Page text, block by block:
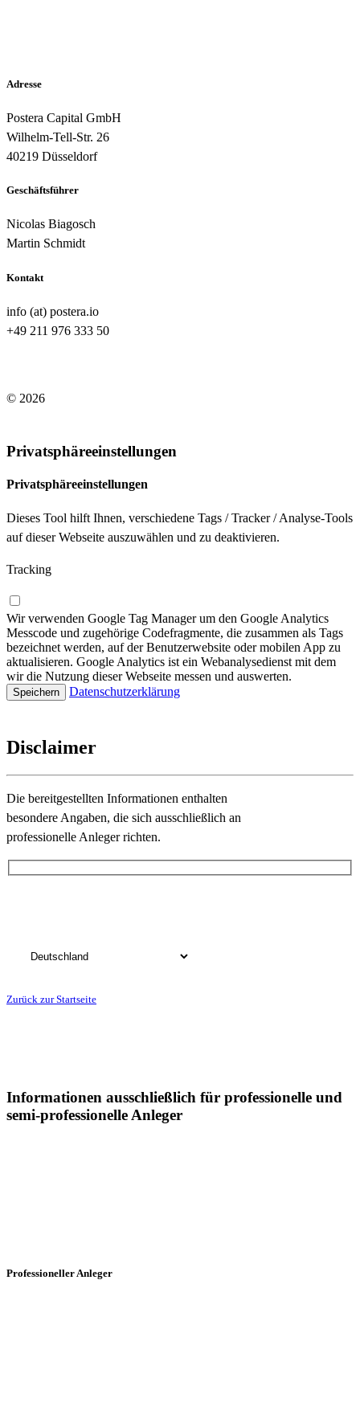
Adresse
Postera Capital GmbH
Wilhelm-Tell-Str. 26
40219 Düsseldorf
Geschäftsführer
Nicolas Biagosch
Martin Schmidt
Kontakt
info (at) postera.io
+49 211 976 333 50
© 2026
Privatsphäreeinstellungen
Privatsphäreeinstellungen
Dieses Tool hilft Ihnen, verschiedene Tags / Tracker / Analyse-Tools
auf dieser Webseite auszuwählen und zu deaktivieren.
Tracking
Wir verwenden Google Tag Manager um den Google Analytics
Messcode und zugehörige Codefragmente, die zusammen als Tags
bezeichnet werden, auf der Benutzerwebsite oder mobilen App zu
aktualisieren. Google Analytics ist ein Webanalysedienst mit dem
wir die Nutzung dieser Webseite messen und auswerten.
Datenschutzerklärung
Disclaimer
Die bereitgestellten Informationen enthalten
besondere Angaben, die sich ausschließlich an
professionelle Anleger richten.
Zurück zur Startseite
Informationen ausschließlich für professionelle und
semi-professionelle Anleger
Professioneller Anleger